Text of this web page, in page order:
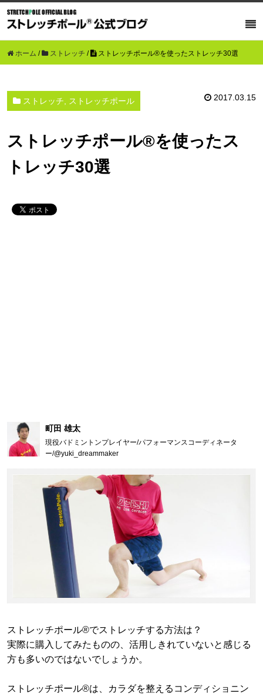
ホーム / ストレッチ / ストレッチポール®を使ったストレッチ30選
ストレッチ, ストレッチポール 2017.03.15
ストレッチポール®を使ったス
トレッチ30選
町田 雄太
現役バドミントンプレイヤー/パフォーマンスコーディネータ
ー/@yuki_dreammaker
ストレッチポール®でストレッチする方法は？
実際に購入してみたものの、活用しきれていないと感じる
方も多いのではないでしょうか。
ストレッチポール®は、カラダを整えるコンディショニン